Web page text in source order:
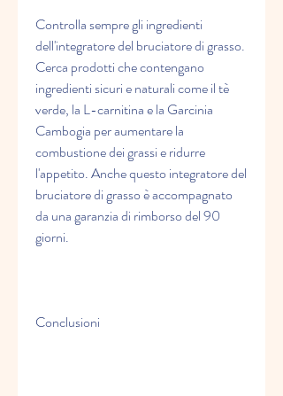
Controlla sempre gli ingredienti
dell'integratore del bruciatore di grasso.
Cerca prodotti che contengano
ingredienti sicuri e naturali come il tè
verde, la L-carnitina e la Garcinia
Cambogia per aumentare la
combustione dei grassi e ridurre
l'appetito. Anche questo integratore del
bruciatore di grasso è accompagnato
da una garanzia di rimborso del 90
giorni.
Conclusioni